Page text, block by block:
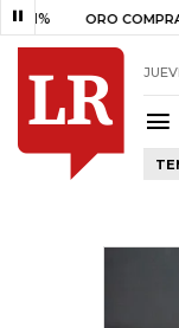
ORO COMPRA